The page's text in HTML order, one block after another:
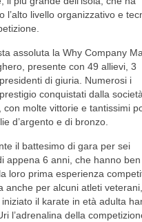
l’alto livello organizzativo e
assoluta la Why Company
presente con 49 allievi, 3
di giuria. Numerosi i
conquistati dalla società
con molte vittorie e tantissimi
d’argento e di bronzo.
il battesimo di gara per sei
appena 6 anni, che hanno ben
loro prima esperienza
anche per alcuni atleti
il karate in età adulta
l’adrenalina della